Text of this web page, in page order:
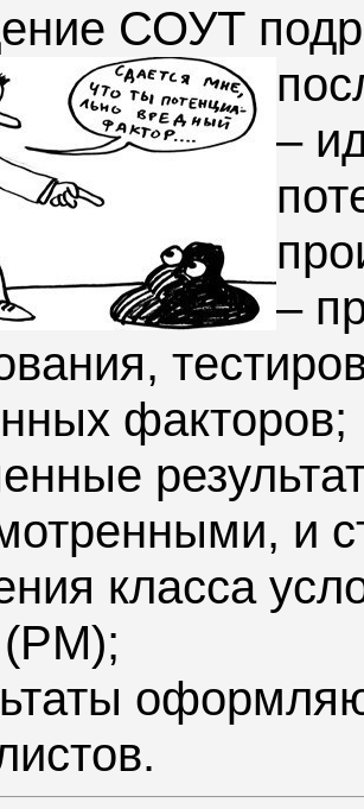
СОУТ
–
–
факторов;
и
класса
(РМ);